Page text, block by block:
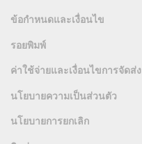
ข้อกำหนดและเงื่อนไข
รอยพิมพ์
ค่าใช้จ่ายและเงื่อนไขการจัดส่ง
นโยบายความเป็นส่วนตัว
นโยบายการยกเลิก